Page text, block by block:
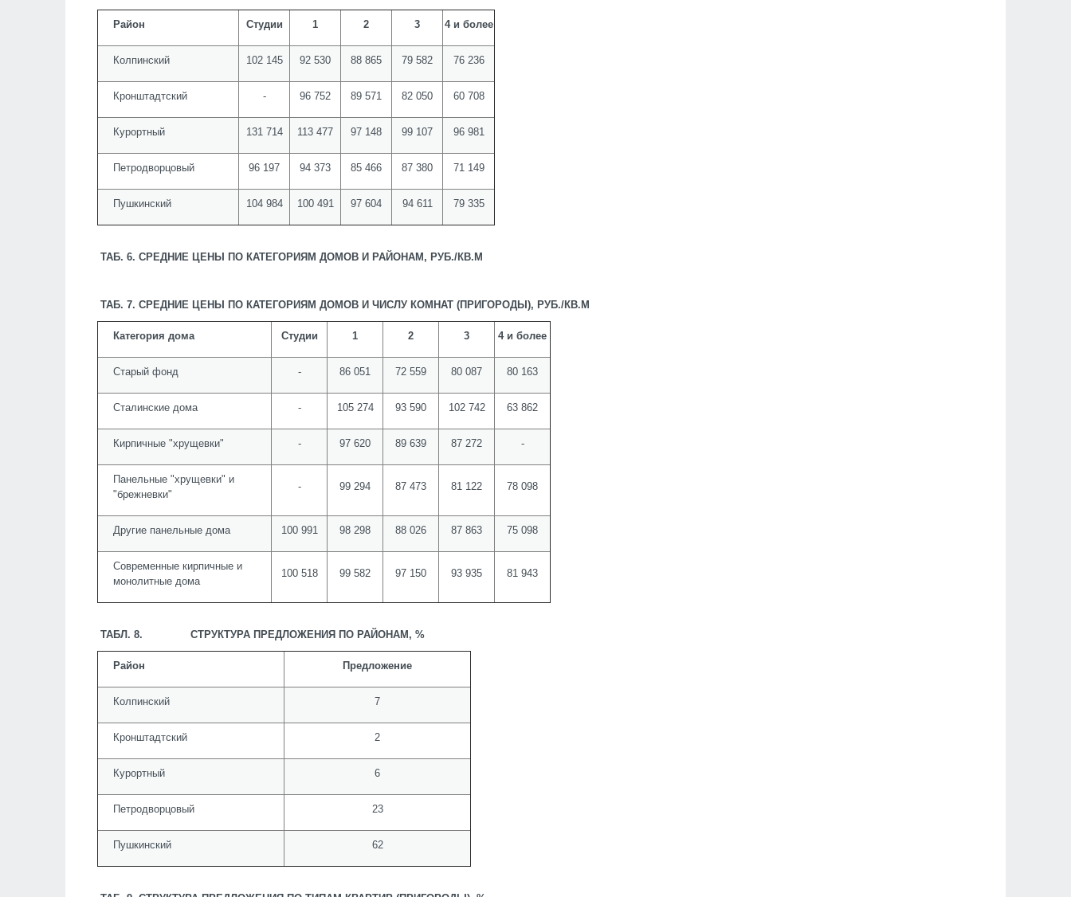
Район Студии 1 2 3 4 и более
Колпинский 102 145 92 530 88 865 79 582 76 236
Кронштадтский - 96 752 89 571 82 050 60 708
Курортный 131 714 113 477 97 148 99 107 96 981
Петродворцовый 96 197 94 373 85 466 87 380 71 149
Пушкинский 104 984 100 491 97 604 94 611 79 335
ТАБ. 6. СРЕДНИЕ ЦЕНЫ ПО КАТЕГОРИЯМ ДОМОВ И РАЙОНАМ, РУБ./КВ.М
ТАБ. 7. СРЕДНИЕ ЦЕНЫ ПО КАТЕГОРИЯМ ДОМОВ И ЧИСЛУ КОМНАТ (ПРИГОРОДЫ), РУБ./КВ.М
Категория дома Студии 1 2 3 4 и более
Старый фонд - 86 051 72 559 80 087 80 163
Сталинские дома - 105 274 93 590 102 742 63 862
Кирпичные "хрущевки" - 97 620 89 639 87 272 -
Панельные "хрущевки" и
"брежневки"
- 99 294 87 473 81 122 78 098
Другие панельные дома 100 991 98 298 88 026 87 863 75 098
Современные кирпичные и
монолитные дома
100 518 99 582 97 150 93 935 81 943
ТАБЛ. 8. СТРУКТУРА ПРЕДЛОЖЕНИЯ ПО РАЙОНАМ, %
Район Предложение
Колпинский 7
Кронштадтский 2
Курортный 6
Петродворцовый 23
Пушкинский 62